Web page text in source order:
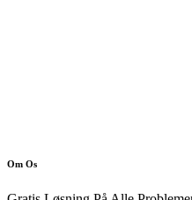
Om Os